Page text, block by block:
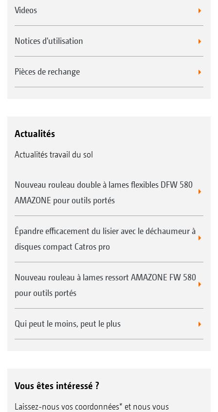
Videos
Notices d'utilisation
Pièces de rechange
Actualités
Actualités travail du sol
Nouveau rouleau double à lames flexibles DFW 580
AMAZONE pour outils portés
Épandre efficacement du lisier avec le déchaumeur à
disques compact Catros pro
Nouveau rouleau à lames ressort AMAZONE FW 580
pour outils portés
Qui peut le moins, peut le plus
Vous êtes intéressé ?
Laissez-nous vos coordonnées* et nous vous